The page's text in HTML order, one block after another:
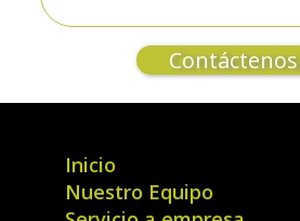
Contáctenos
Inicio
Nuestro Equipo